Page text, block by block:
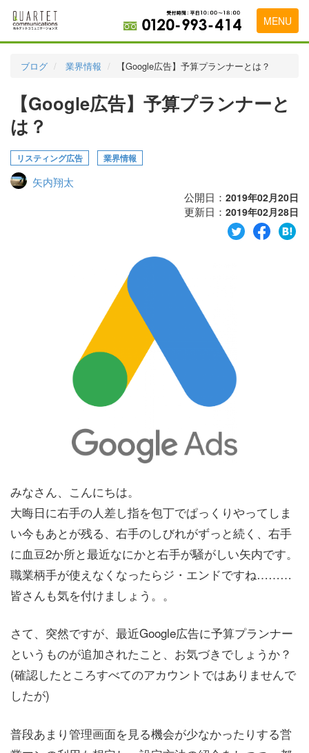
MENU
実績・お客様の声
代理店の乗り換えをお考えの方
ブログ 業界情報 【Google広告】予算プランナーとは？
【Google広告】予算プランナーと
は？
リスティング広告 業界情報
矢内翔太
公開日： 2019年02月20日
更新日： 2019年02月28日
みなさん、こんにちは。
大晦日に右手の人差し指を包丁でぱっくりやってしま
い今もあとが残る、右手のしびれがずっと続く、右手
に血豆2か所と最近なにかと右手が騒がしい矢内です。
職業柄手が使えなくなったらジ・エンドですね………
皆さんも気を付けましょう。。
さて、突然ですが、最近Google広告に予算プランナー
というものが追加されたこと、お気づきでしょうか？
(確認したところすべてのアカウントではありませんで
したが)
普段あまり管理画面を見る機会が少なかったりする営